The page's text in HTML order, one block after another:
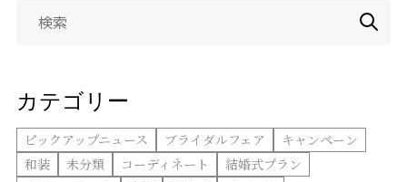
カテゴリー
ピックアップニュース ブライダルフェア
キャンペーン
和装
未分類 コーディネート
結婚式プラン